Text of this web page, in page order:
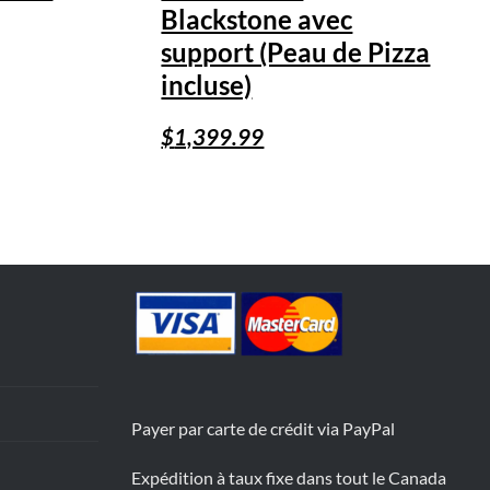
Blackstone avec
support (Peau de Pizza
incluse)
$1,399.99
Payer par carte de crédit via PayPal
Expédition à taux fixe dans tout le Canada